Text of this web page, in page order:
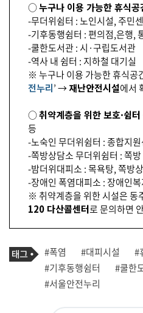
○누구나 이용 가능한 휴식공
-무더위쉼터 : 노인시설, 주민
-기후동행쉼터 : 편의점,은행,
-쿨한도서관 : 시·구립도서관
-역사 내 쉼터 : 지하철 대기실
※ 누구나 이용 가능한 휴식공
전누리’ →재난안전시설에서
○취약계층을 위한 보호·쉼
등
-노숙인 무더위쉼터 : 종합지
-쪽방상담소 무더위쉼터 : 쪽
-밤더위대피소 : 목욕탕, 쪽방
-장애인 폭염대피소 : 장애인
※ 취약계층을 위한 시설은 동
120 다산콜센터로 문의하면
기
사
관
련
태
태
그
#폭염 #대피시설 #
#기후동행쉼터
#쿨한
#서울안전누리